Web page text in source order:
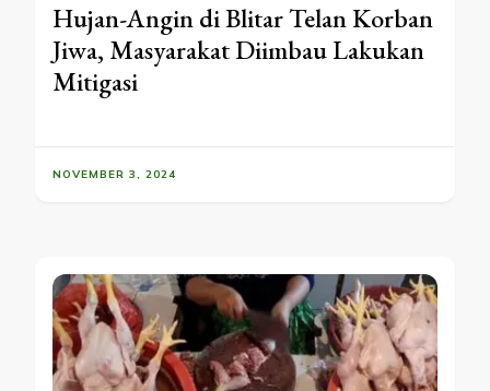
Hujan-Angin di Blitar Telan Korban
Jiwa, Masyarakat Diimbau Lakukan
Mitigasi
NOVEMBER 3, 2024